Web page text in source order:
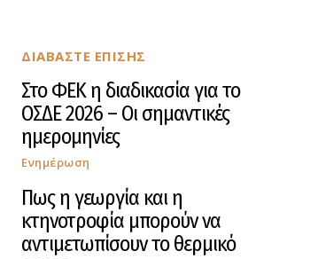
ΔΙΑΒΑΣΤΕ ΕΠΙΣΗΣ
Στο ΦΕΚ η διαδικασία για το
ΟΣΔΕ 2026 – Οι σημαντικές
ημερομηνίες
Ενημέρωση
Πως η γεωργία και η
κτηνοτροφία μπορούν να
αντιμετωπίσουν το θερμικό